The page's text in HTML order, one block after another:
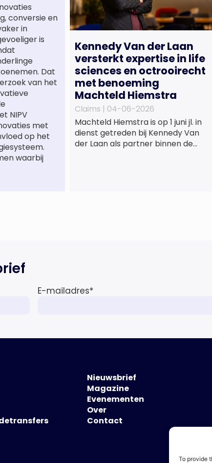
To provide
conversie en
in
is
Dat
van het
NIPV
met
op het
waarbij
Kennedy Van der Laan
versterkt expertise in life
sciences en octrooirecht
met benoeming
Machteld Hiemstra
Claims | 04-06-2026
Machteld Hiemstra is op 1 juni jl. in
dienst getreden bij Kennedy Van
der Laan als partner binnen de
E-mailadres*
Nieuwsbrief
Magazine
Evenementen
Over
Contact